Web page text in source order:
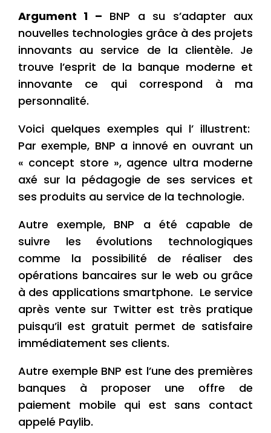
Argument 1 – BNP a su s’adapter aux
nouvelles technologies grâce à des projets
innovants au service de la clientèle. Je
trouve l’esprit de la banque moderne et
innovante ce qui correspond à ma
personnalité.
Voici quelques exemples qui l’ illustrent:
Par exemple, BNP a innové en ouvrant un
« concept store », agence ultra moderne
axé sur la pédagogie de ses services et
ses produits au service de la technologie.
Autre exemple, BNP a été capable de
suivre les évolutions technologiques
comme la possibilité de réaliser des
opérations bancaires sur le web ou grâce
à des applications smartphone. Le service
après vente sur Twitter est très pratique
puisqu’il est gratuit permet de satisfaire
immédiatement ses clients.
Autre exemple BNP est l’une des premières
banques à proposer une offre de
paiement mobile qui est sans contact
appelé Paylib.